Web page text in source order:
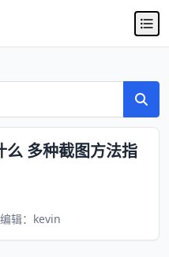
多种截图方法指
编辑：kevin